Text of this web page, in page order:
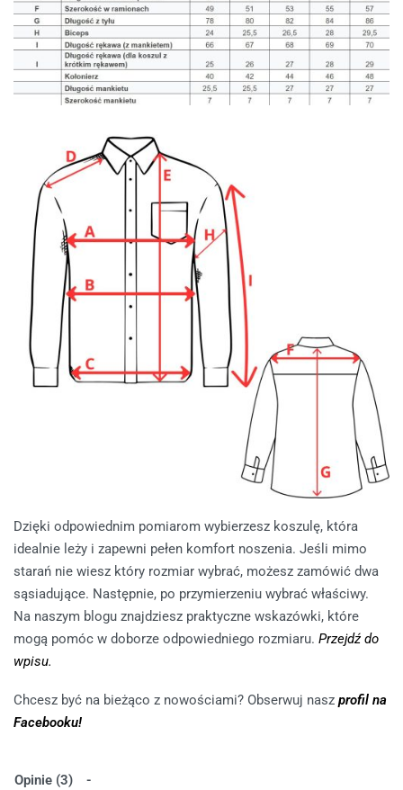
Dzięki odpowiednim pomiarom wybierzesz koszulę, która
idealnie leży i zapewni pełen komfort noszenia. Jeśli mimo
starań nie wiesz który rozmiar wybrać, możesz zamówić dwa
sąsiadujące. Następnie, po przymierzeniu wybrać właściwy.
Na naszym blogu znajdziesz praktyczne wskazówki, które
mogą pomóc w doborze odpowiedniego rozmiaru. Przejdź do
wpisu.
Chcesz być na bieżąco z nowościami? Obserwuj nasz profil na
Facebooku!
Opinie (3)